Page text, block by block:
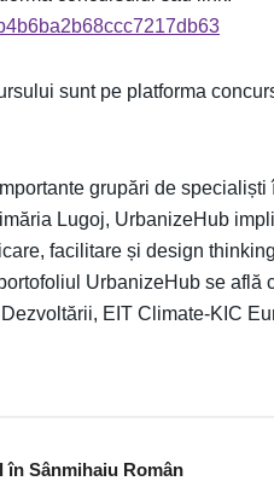
sunt pe platforma
grupări de specialiști
Lugoj, UrbanizeHub
facilitare și design
UrbanizeHub se află
EIT Climate-KIC
Sânmihaiu Român